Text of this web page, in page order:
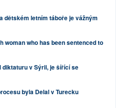
dětském letním táboře je vážným
woman who has been sentenced to
diktaturu v Sýrii, je šířící se
byla Delal v Turecku